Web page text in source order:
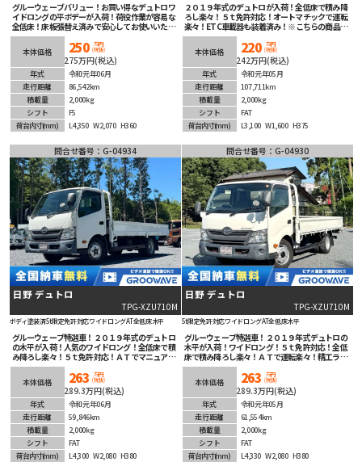
グルーウェーブバリュー！お買い得なデュトロワ
イドロングの平ボデーが入荷！荷役作業が容易な
全低床！床板張替え済みで安心してお使いいただ
けます！5速マニュアル！下回りもキレイでオス
スメ！
本体価格 250 万円
(税抜)
275万円(税込)
年式
令和元年06月
走行距離
86,542km
積載量
2,000kg
シフト
F5
荷台内寸(mm) L4,350 W2,070 H360
２０１９年式のデュトロが入荷！全低床で積み降
ろし楽々！５ｔ免許対応！オートマチックで運転
楽々！ETC車載器も装着済み！※こちらの商品は
茨城坂東展示場にございますのでまずはお問合せ
下さい！
本体価格 220 万円
(税抜)
242万円(税込)
年式
令和元年05月
走行距離
107,711km
積載量
2,000kg
シフト
FAT
荷台内寸(mm) L3,100 W1,600 H375
問合せ番号：G-04934
日野 デュトロ
TPG-XZU710M
ボディ塗装済5t限定免許対応ワイドロングAT全低床木平
グルーウェーブ特選車！２０１９年式のデュトロ
の木平が入荷！人気のワイドロング！全低床で積
み降ろし楽々！５ｔ免許対応！ＡＴでマニュアル
運転に不慣れな方でも安心！安全装備充実！ETC
車載器も装着済み！まだまだこれからの１台！
本体価格 263 万円
(税抜)
289.3万円(税込)
年式
令和元年06月
走行距離
59,846km
積載量
2,000kg
シフト
FAT
荷台内寸(mm) L4,300 W2,080 H380
問合せ番号：G-04930
日野 デュトロ
TPG-XZU710M
5t限定免許対応ワイドロングAT全低床木平
グルーウェーブ特選車！２０１９年式デュトロの
木平が入荷！ワイドロング！５ｔ免許対応！全低
床で積み降ろし楽々！ＡＴで運転楽々！精工ラッ
ク付きで働き方改革！安全装備充実！ETC車載器
も装着済み！低走行でこれからを長く共にできる
１台！
本体価格 263 万円
(税抜)
289.3万円(税込)
年式
令和元年05月
走行距離
61,554km
積載量
2,000kg
シフト
FAT
荷台内寸(mm) L4,330 W2,080 H380